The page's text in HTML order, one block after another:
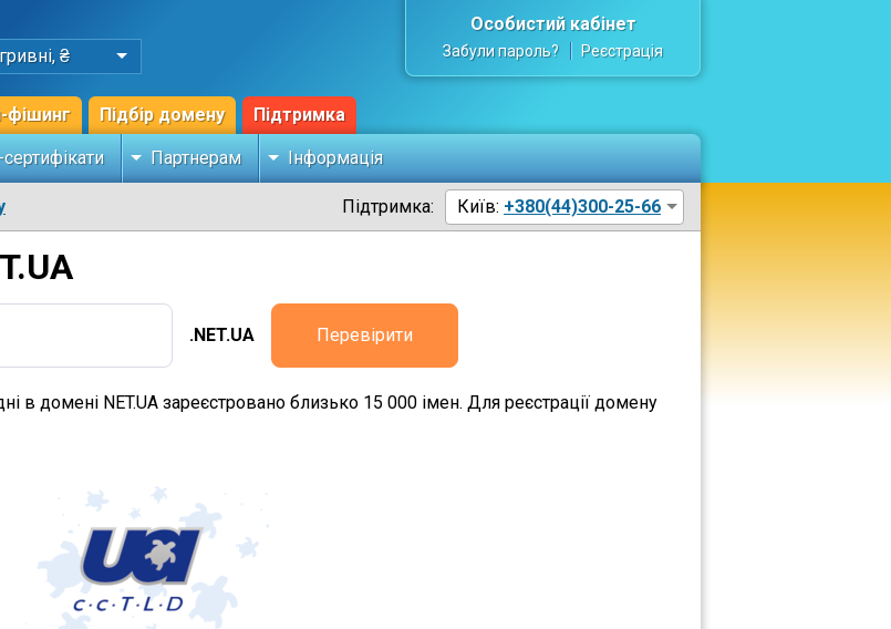
гривні, ₴
фішинг Підбір домену Підтримка
Особистий кабінет
Забули пароль? Реєстрація
Партнерам Інформація
Підтримка: Київ: +380(44)300-25-66
.NET.UA Перевірити
в домені NET.UA зареєстровано близько 15 000 імен. Для реєстрації домену